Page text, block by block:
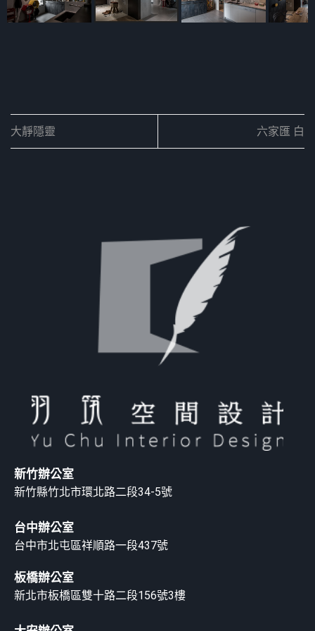
大靜隱靈 六家匯 白
新竹辦公室
新竹縣竹北市環北路二段34-5號
台中辦公室
台中市北屯區祥順路一段437號
板橋辦公室
新北市板橋區雙十路二段156號3樓